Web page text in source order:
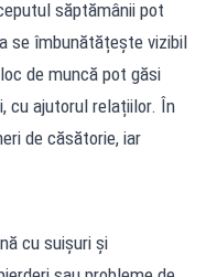
săptămânii pot
se îmbunătățește vizibil
de muncă pot găsi
cu ajutorul relațiilor. În
de căsătorie, iar
cu suișuri și